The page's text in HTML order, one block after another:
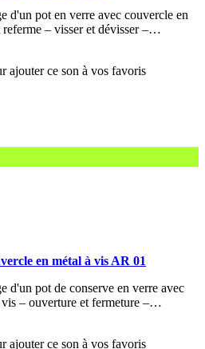
d'un pot en verre avec couvercle en
– visser et dévisser –…
en métal à vis AR 01
d'un pot de conserve en verre avec
– ouverture et fermeture –…